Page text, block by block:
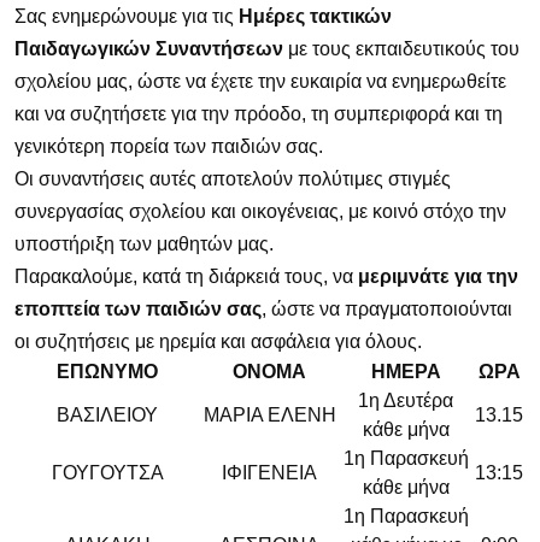
Σας ενημερώνουμε για τις Ημέρες τακτικών
Παιδαγωγικών Συναντήσεων με τους εκπαιδευτικούς του
σχολείου μας, ώστε να έχετε την ευκαιρία να ενημερωθείτε
και να συζητήσετε για την πρόοδο, τη συμπεριφορά και τη
γενικότερη πορεία των παιδιών σας.
Οι συναντήσεις αυτές αποτελούν πολύτιμες στιγμές
συνεργασίας σχολείου και οικογένειας, με κοινό στόχο την
υποστήριξη των μαθητών μας.
Παρακαλούμε, κατά τη διάρκειά τους, να μεριμνάτε για την
εποπτεία των παιδιών σας, ώστε να πραγματοποιούνται
οι συζητήσεις με ηρεμία και ασφάλεια για όλους.
ΕΠΩΝΥΜΟ
ΟΝΟΜΑ ΗΜΕΡΑ ΩΡΑ
ΒΑΣΙΛΕΙΟΥ ΜΑΡΙΑ ΕΛΕΝΗ
1η Δευτέρα
κάθε μήνα
13.15
ΓΟΥΓΟΥΤΣΑ ΙΦΙΓΕΝΕΙΑ
1η Παρασκευή
κάθε μήνα
13:15
1η Παρασκευή